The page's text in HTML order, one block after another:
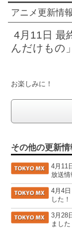
アニメ更新情報
4月11日 最
んだけもの
お楽しみに！
その他の更新情
4月11
放送情
4月4
した！
3月28
ました